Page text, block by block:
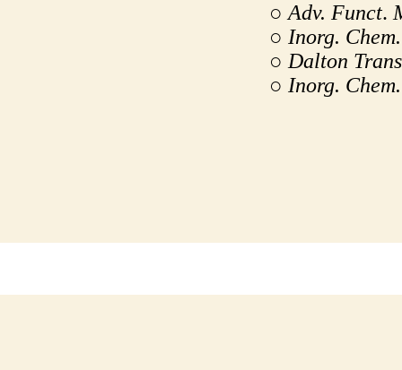
○ Adv. Funct.
○ Inorg.
○ Dalton Trans
○ Inorg.